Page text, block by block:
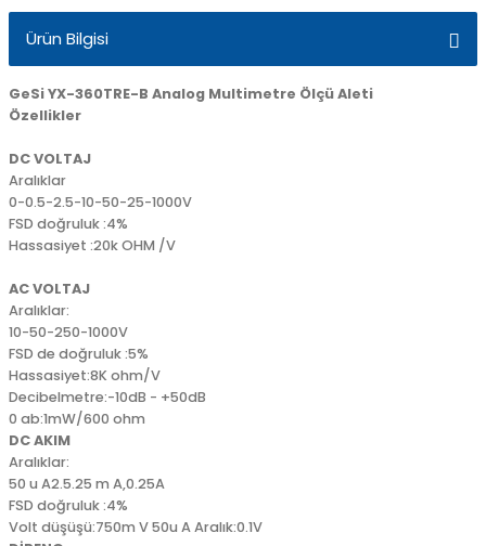
Ürün Bilgisi
GeSi YX-360TRE-B Analog Multimetre Ölçü Aleti
Özellikler
DC VOLTAJ
Aralıklar
0-0.5-2.5-10-50-25-1000V
FSD doğruluk :4%
Hassasiyet :20k OHM /V
AC VOLTAJ
Aralıklar:
10-50-250-1000V
FSD de doğruluk :5%
Hassasiyet:8K ohm/V
Decibelmetre:-10dB - +50dB
0 ab:1mW/600 ohm
DC AKIM
Aralıklar:
50 u A2.5.25 m A,0.25A
FSD doğruluk :4%
Volt düşüşü:750m V 50u A Aralık:0.1V